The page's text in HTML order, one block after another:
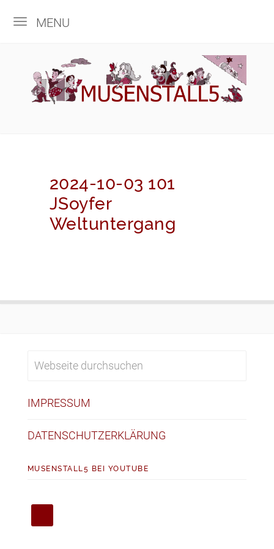
MENU
2024-10-03 101
JSoyfer
Weltuntergang
IMPRESSUM
DATENSCHUTZERKLÄRUNG
MUSENSTALL5 BEI YOUTUBE